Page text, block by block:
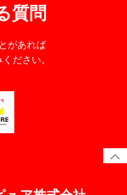
質問
があれば
ださい。